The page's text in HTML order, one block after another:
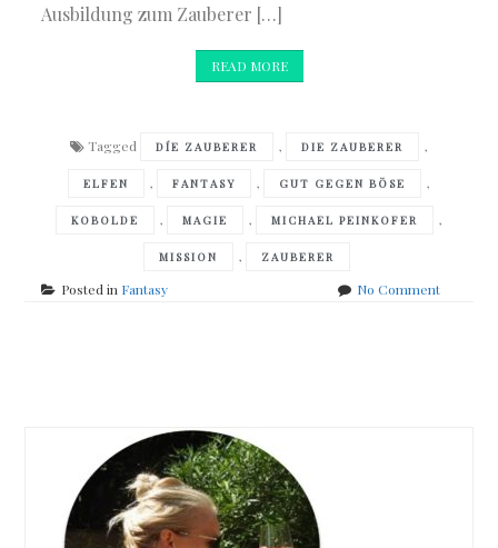
Ausbildung zum Zauberer […]
READ MORE
Tagged DÍE ZAUBERER , DIE ZAUBERER ,
ELFEN , FANTASY , GUT GEGEN BÖSE ,
KOBOLDE , MAGIE , MICHAEL PEINKOFER ,
MISSION , ZAUBERER
Posted in Fantasy No Commenton
navigation